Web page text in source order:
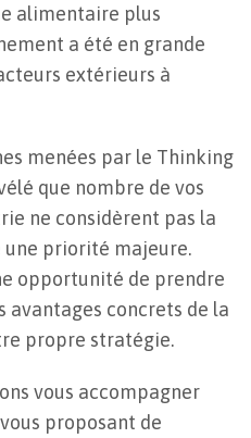
alimentaire plus
a été en grande
extérieurs à
menées par le Thinking
que nombre de vos
ne considèrent pas la
priorité majeure.
opportunité de prendre
avantages concrets de la
propre stratégie.
vous accompagner
proposant de